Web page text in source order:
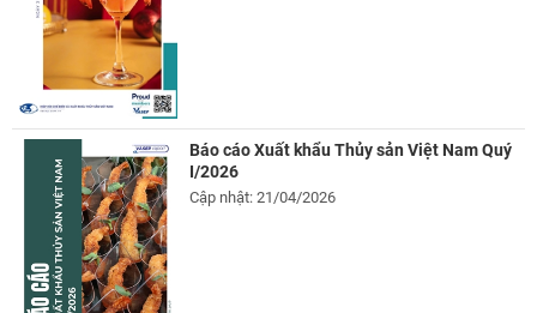
Báo cáo Xuất khẩu Thủy sản Việt Nam Quý
I/2026
Cập nhật: 21/04/2026